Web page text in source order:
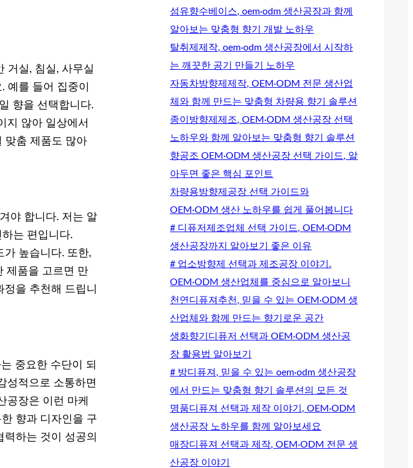
거실, 침실, 사무실
예를 들어 집중이
향을 선택합니다.
지 않아 일상에서
맞춤 제품도 많아
야 합니다. 저는 알
는 편입니다.
높습니다. 또한,
제품을 고르면 만
을 추천해 드립니
중요한 수단이 되
성적으로 소통하면
공장은 이런 마케
향과 디자인을 구
하는 것이 성공의
섬유향수베이스, oem·odm 생산공장과 함께
알아보는 맞춤형 향기 개발 노하우
탈취제제작, oem·odm 생산공장에서 시작하
는 깨끗한 공기 만들기 노하우
자동차방향제제작, OEM·ODM 전문 생산업
체와 함께 만드는 맞춤형 차량용 향기 솔루션
종이방향제제조, OEM·ODM 생산공장 선택
노하우와 함께 알아보는 맞춤형 향기 솔루션
향공조 OEM·ODM 생산공장 선택 가이드, 알
아두면 좋은 핵심 포인트
차량용방향제공장 선택 가이드와
OEM·ODM 생산 노하우를 쉽게 풀어봅니다
# 디퓨저제조업체 선택 가이드, OEM·ODM
생산공장까지 알아보기 좋은 이유
# 업소방향제 선택과 제조공장 이야기.
OEM·ODM 생산업체를 중심으로 알아보니
천연디퓨져추천, 믿을 수 있는 OEM·ODM 생
산업체와 함께 만드는 향기로운 공간
생화향기디퓨저 선택과 OEM·ODM 생산공
장 활용법 알아보기
# 방디퓨져, 믿을 수 있는 oem·odm 생산공장
에서 만드는 맞춤형 향기 솔루션의 모든 것
명품디퓨져 선택과 제작 이야기, OEM·ODM
생산공장 노하우를 함께 알아보세요
매장디퓨져 선택과 제작, OEM·ODM 전문 생
산공장 이야기